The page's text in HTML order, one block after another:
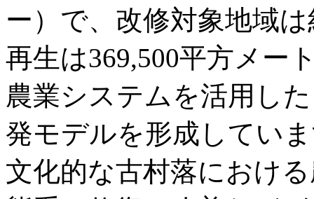
ー）で、改修対象地域
再生は369,500平方メー
農業システムを活用し
発モデルを形成してい
文化的な古村落におけ